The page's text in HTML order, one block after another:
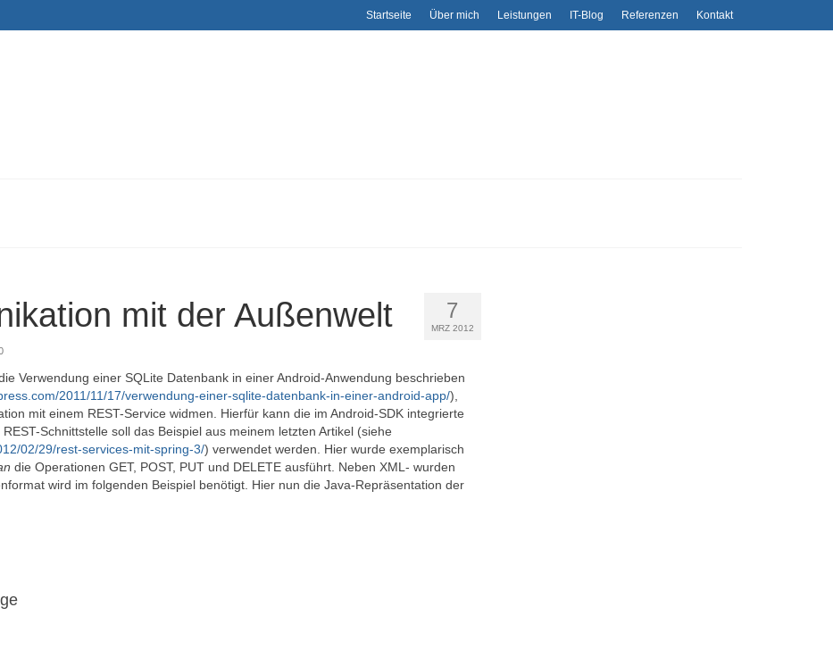
Startseite Über mich Leistungen IT-Blog Referenzen Kontakt
7
MRZ 2012
mit der Außenwelt
Verwendung einer SQLite Datenbank in einer Android-Anwendung beschrieben
2011/11/17/verwendung-einer-sqlite-datenbank-in-einer-android-app/),
mit einem REST-Service widmen. Hierfür kann die im Android-SDK integrierte
Schnittstelle soll das Beispiel aus meinem letzten Artikel (siehe
02/29/rest-services-mit-spring-3/) verwendet werden. Hier wurde exemplarisch
die Operationen GET, POST, PUT und DELETE ausführt. Neben XML- wurden
wird im folgenden Beispiel benötigt. Hier nun die Java-Repräsentation der